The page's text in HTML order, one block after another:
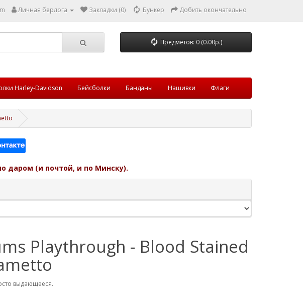
Личная берлога Закладки (0) Бункер Добить окончательно
Предметов: 0 (0.00р.)
Harley-Davidson Бейсболки Банданы Нашивки Флаги
даром (и почтой, и по Минску).
Playthrough - Blood Stained
выдающееся.